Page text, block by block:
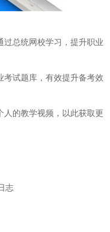
总统网校学习，提升职业
试题库，有效提升备考效
的教学视频，以此获取更
志